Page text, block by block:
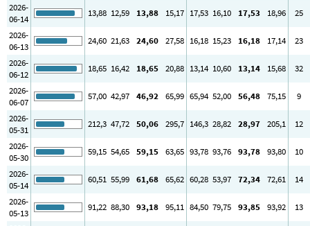
2026-
06-14
13,88 12,59 13,88 15,17 17,53 16,10 17,53 18,96
25
2026-
06-13
24,60 21,63 24,60 27,58 16,18 15,23 16,18 17,14
23
2026-
06-12
18,65 16,42 18,65 20,88 13,14 10,60 13,14 15,68
32
2026-
06-07
57,00 42,97 46,92 65,99 65,94 52,00 56,48 75,15
9
2026-
05-31
212,3 47,72 50,06 295,7 146,3 28,82 28,97 205,1
12
2026-
05-30
59,15 54,65 59,15 63,65 93,78 93,76 93,78 93,80
10
2026-
05-14
60,51 55,99 61,68 65,62 60,28 53,97 72,34 72,61
14
2026-
05-13
91,22 88,30 93,18 95,11 84,50 79,75 93,85 93,92
13